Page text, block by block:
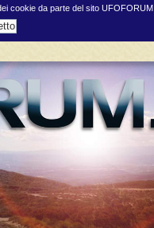
cookie da parte del sito UFOFORUM.